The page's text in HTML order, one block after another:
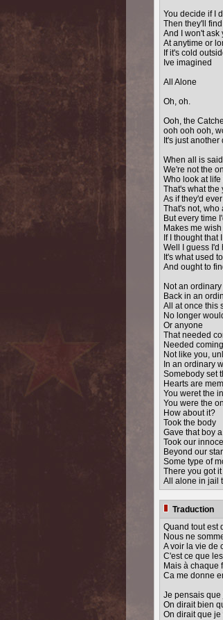
You decide if I
Then they'll find
And I won't ask
At anytime or
If it's cold
Ive imagined
All Alone
Oh, oh.
Ooh, the
ooh ooh ooh,
It's just
When all is
We're not the
Who look at life
That's what the
As if they'd
That's not, who
But every time
Makes me
If I thought that
Well I guess I'd
It's what used
And ought to
Not an
Back in an
All at once this
No longer
Or anyone
That needed
Needed
Not like you,
In an ordinary
Somebody set
Hearts are
You weret the
You were the
How about it?
Took the body
Gave that boy
Took our
Beyond our
Some type of
There you got it
All alone in jail
Traduction
Quand tout est
Nous ne
A voir la vie de
C'est ce que
Mais à chaque
Ca me donne
Je pensais que
On dirait bien
On dirait que